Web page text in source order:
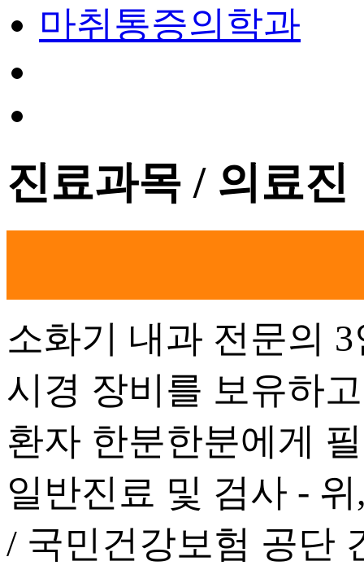
마취통증의학과
진료과목 / 의료진
소화기 내과 전문의
시경 장비를 보유하
환자 한분한분에게
일반진료 및 검사 -
/ 국민건강보험 공단